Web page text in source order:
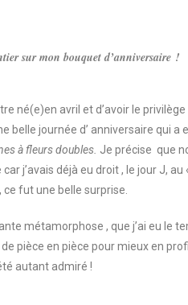
sur mon bouquet d’anniversaire !
né(e)en avril et d’avoir le
belle journée d’ anniversaire qui
à fleurs doubles. Je précise que
j’avais déjà eu droit , le jour J,
fut une belle surprise.
métamorphose , que j’ai eu le
de pièce en pièce pour mieux en
autant admiré !